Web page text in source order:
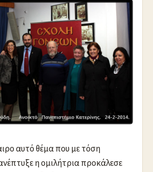
αυτό θέμα που με τόση
η ομιλήτρια προκάλεσε